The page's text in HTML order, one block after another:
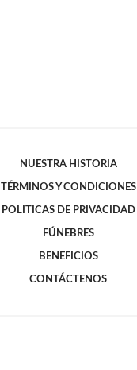
NUESTRA HISTORIA
TÉRMINOS Y CONDICIONES
POLITICAS DE PRIVACIDAD
FÚNEBRES
BENEFICIOS
CONTÁCTENOS